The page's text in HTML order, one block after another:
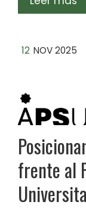
12 NOV 2025
frente al